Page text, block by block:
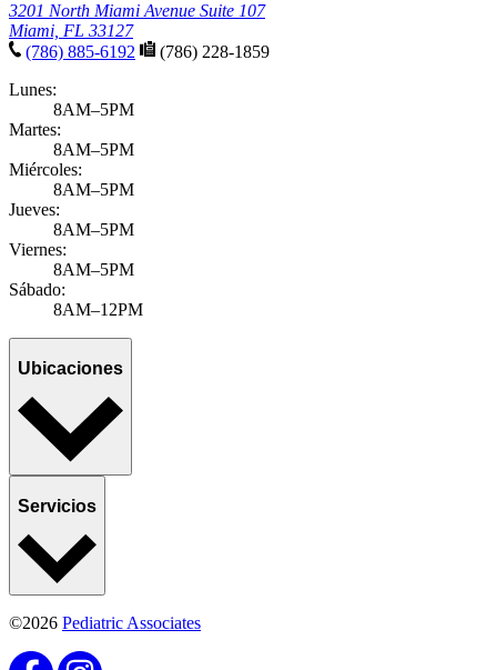
3201 North Miami Avenue Suite 107
Miami, FL 33127
(786) 885-6192
(786) 228-1859
Lunes:
8AM–5PM
Martes:
8AM–5PM
Miércoles:
8AM–5PM
Jueves:
8AM–5PM
Viernes:
8AM–5PM
Sábado:
8AM–12PM
Ubicaciones
Servicios
©2026 Pediatric Associates